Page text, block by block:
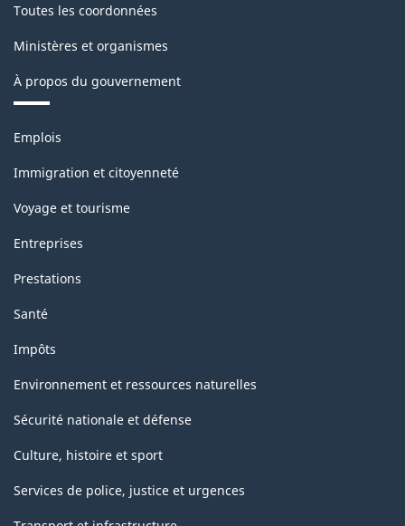
Toutes les coordonnées
Ministères et organismes
À propos du gouvernement
Thèmes
sujets
Emplois
Immigration et citoyenneté
Voyage et tourisme
Entreprises
Prestations
Santé
Impôts
Environnement et ressources naturelles
Sécurité nationale et défense
Culture, histoire et sport
Services de police, justice et urgences